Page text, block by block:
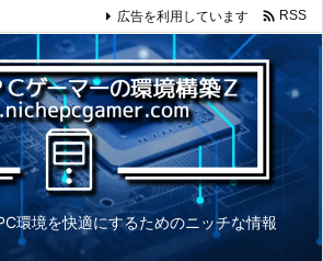
環境を快適にするためのニッチな情報
広告を利用しています  RSS